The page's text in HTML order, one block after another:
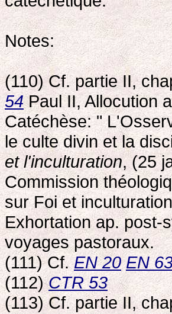
Notes:
(110) Cf. partie II,
54Paul II, Allocution
Catéchèse: "
le culte divin et la
et l'inculturation, (25
Commission
sur Foi et
Exhortation ap. post-
voyages pastoraux.
(111) Cf.EN 20 EN
(112)CTR 53
(113) Cf. partie II,